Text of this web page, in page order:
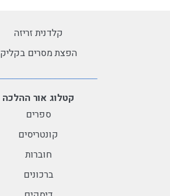
קלדנית זריזה
הפצת מסרים בקליק
קטלוג אור ההלכה
ספרים
קונטריסים
חוברות
ברכונים